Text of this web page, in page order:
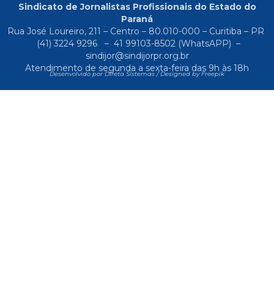
Sindicato de Jornalistas Profissionais do Estado do
Paraná
Rua José Loureiro, 211 – Centro – 80.010-000 – Curitiba – PR
(41) 3224 9296
– 41 99103-8502(WhatsAPP) –
sindijor@sindijorpr.org.br
Atendimento de segunda a sexta-feira das 9h às 18h
Desenvolvido por Direta Sistemas /Designed by Freepik